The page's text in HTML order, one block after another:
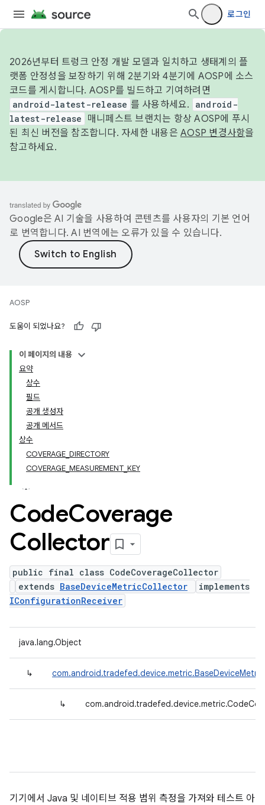
로그인
2026년부터 트렁크 안정 개발 모델과 일치하고 생태계의 플
랫폼 안정성을 보장하기 위해 2분기와 4분기에 AOSP에 소스
코드를 게시합니다. AOSP를 빌드하고 기여하려면
android-latest-release 를 사용하세요.
android-
latest-release
매니페스트 브랜치는 항상 AOSP에 푸시
된 최신 버전을 참조합니다. 자세한 내용은 AOSP 변경사항을
참고하세요.
Google은 AI 기술을 사용하여 콘텐츠를 사용자의 기본 언어
로 번역합니다. AI 번역에는 오류가 있을 수 있습니다.
AOSP
도움이 되었나요?
이 페이지의 내용
요약
상수
필드
공개 생성자
공개 메서드
상수
COVERAGE_DIRECTORY
COVERAGE_MEASUREMENT_KEY
CodeCoverage
Collector
public final class CodeCoverageCollector
extends BaseDeviceMetricCollector
implements
IConfigurationReceiver
java.lang.Object
↳
↳
기기에서 Java 및 네이티브 적용 범위 측정을 가져와 테스트 아